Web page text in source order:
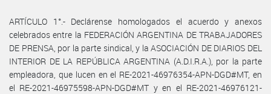
ARTÍCULO 1°.- Declárense homologados el acuerdo y anexos
celebrados entre la FEDERACIÓN ARGENTINA DE TRABAJADORES
DE PRENSA, por la parte sindical, y la ASOCIACIÓN DE DIARIOS DEL
INTERIOR DE LA REPÚBLICA ARGENTINA (A.D.I.R.A.), por la parte
empleadora, que lucen en el RE-2021-46976354-APN-DGD#MT, en
el RE-2021-46975598-APN-DGD#MT y en el RE-2021-46976121-